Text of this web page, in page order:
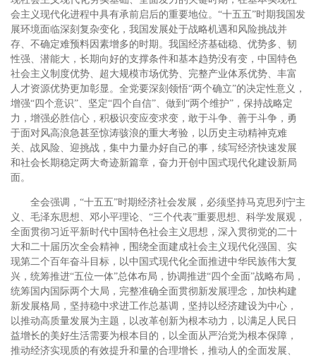
会主义现代化进程中具有承前启后的重要地位。“十五五”时期我国发
展环境面临深刻复杂变化，我国发展处于战略机遇和风险挑战并
存、不确定难预料因素增多的时期。我国经济基础稳、优势多、韧
性强、潜能大，长期向好的支撑条件和基本趋势没有变，中国特色
社会主义制度优势、超大规模市场优势、完整产业体系优势、丰富
人才资源优势更加彰显。全党要深刻领悟“两个确立”的决定性意义，
增强“四个意识”、坚定“四个自信”、做到“两个维护”，保持战略定
力，增强必胜信心，积极识变应变求变，敢于斗争、善于斗争，勇
于面对风高浪急甚至惊涛骇浪的重大考验，以历史主动精神克难
关、战风险、迎挑战，集中力量办好自己的事，续写经济快速发展
和社会长期稳定两大奇迹新篇章，奋力开创中国式现代化建设新局
面。
全会强调，“十五五”时期经济社会发展，必须坚持马克思列宁主
义、毛泽东思想、邓小平理论、“三个代表”重要思想、科学发展观，
全面贯彻习近平新时代中国特色社会主义思想，深入贯彻党的二十
大和二十届历次全会精神，围绕全面建成社会主义现代化强国、实
现第二个百年奋斗目标，以中国式现代化全面推进中华民族伟大复
兴，统筹推进“五位一体”总体布局，协调推进“四个全面”战略布局，
统筹国内国际两个大局，完整准确全面贯彻新发展理念，加快构建
新发展格局，坚持稳中求进工作总基调，坚持以经济建设为中心，
以推动高质量发展为主题，以改革创新为根本动力，以满足人民日
益增长的美好生活需要为根本目的，以全面从严治党为根本保障，
推动经济实现质的有效提升和量的合理增长，推动人的全面发展、